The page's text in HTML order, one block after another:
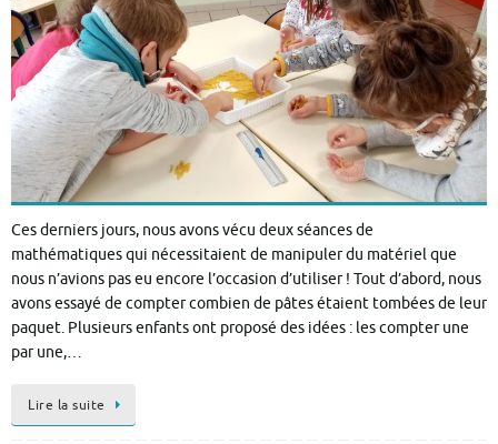
Ces derniers jours, nous avons vécu deux séances de
mathématiques qui nécessitaient de manipuler du matériel que
nous n’avions pas eu encore l’occasion d’utiliser ! Tout d’abord, nous
avons essayé de compter combien de pâtes étaient tombées de leur
paquet. Plusieurs enfants ont proposé des idées : les compter une
par une,…
Lire la suite